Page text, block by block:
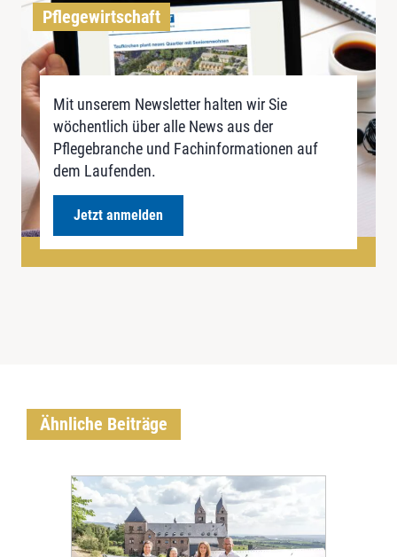
Pflegewirtschaft
Mit unserem Newsletter halten wir Sie
wöchentlich über alle News aus der
Pflegebranche und Fachinformationen auf
dem Laufenden.
Jetzt anmelden
Ähnliche Beiträge